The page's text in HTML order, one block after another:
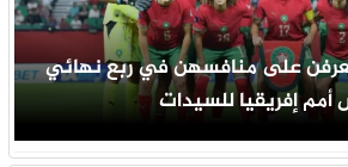
على منافسهن في ربع نهائي
إفريقيا للسيدات